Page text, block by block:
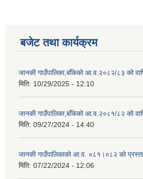
बजेट तथा कार्यक्रम
जानकी गाउँपालिका,बाँकेको आ.व.२०८२/८३ को
मिति: 10/29/2025 - 12:10
जानकी गाउँपालिका,बाँकेको आ.व.२०८१/८२ को
मिति: 09/27/2024 - 14:40
जानकी गाउँपालिकाको आ.व. ०८१।०८२ को
मिति: 07/22/2024 - 12:06